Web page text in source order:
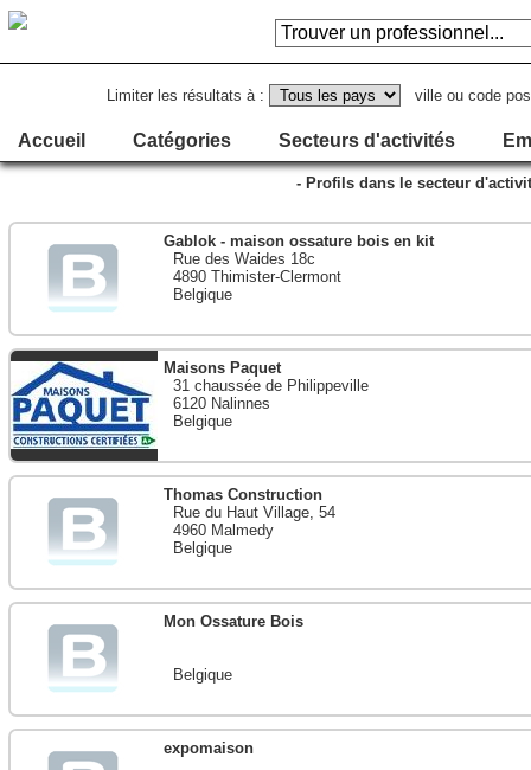
Limiter les résultats à : ville ou code
Accueil Catégories Secteurs d'activités
- Profils dans le secteur
Gablok - maison ossature bois en kit
Rue des Waides 18c
4890 Thimister-Clermont
Belgique
Maisons Paquet
31 chaussée de Philippeville
6120 Nalinnes
Belgique
Thomas Construction
Rue du Haut Village, 54
4960 Malmedy
Belgique
Mon Ossature Bois
Belgique
expomaison